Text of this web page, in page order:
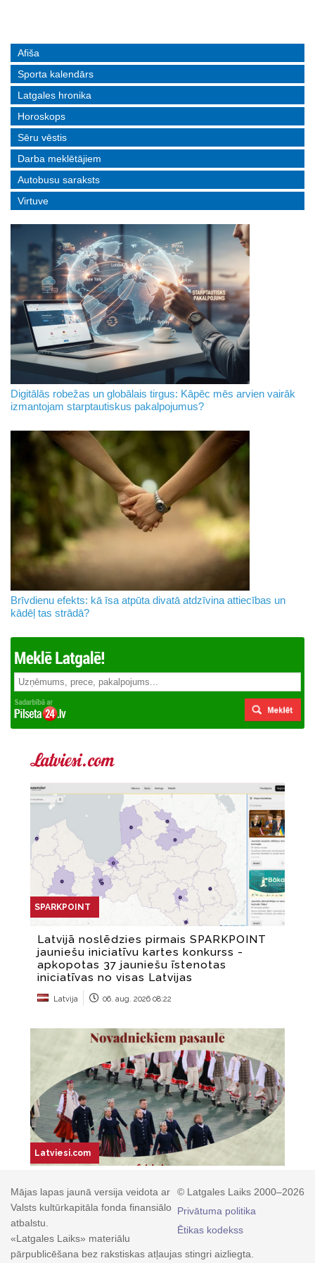
Afiša
Sporta kalendārs
Latgales hronika
Horoskops
Sēru vēstis
Darba meklētājiem
Autobusu saraksts
Virtuve
Digitālās robežas un globālais tirgus: Kāpēc mēs arvien vairāk
izmantojam starptautiskus pakalpojumus?
Brīvdienu efekts: kā īsa atpūta divatā atdzīvina attiecības un
kādēļ tas strādā?
© Latgales Laiks 2000–2026
Privātuma politika
Ētikas kodekss
Mājas lapas jaunā versija veidota ar
Valsts kultūrkapitāla fonda finansiālo
atbalstu.
«Latgales Laiks» materiālu
pārpublicēšana bez rakstiskas atļaujas stingri aizliegta.